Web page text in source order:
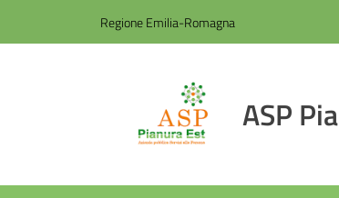
Regione Emilia-Romagna
ASP